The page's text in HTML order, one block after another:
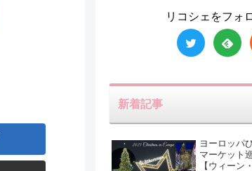
リコシェをフォ
新着記事
ヨーロッパ
マーケット
【ウィーン